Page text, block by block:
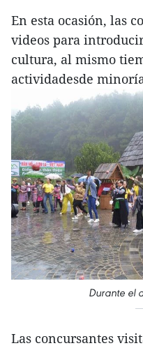
En esta ocasión, las
videos para
cultura, al mismo
actividadesde
Durante el
Las concursantes